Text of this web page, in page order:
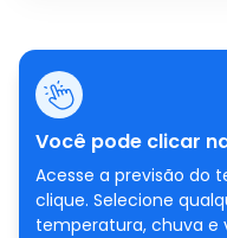
Você pode clicar
Acesse a previsão do
clique. Selecione
temperatura, chuva e